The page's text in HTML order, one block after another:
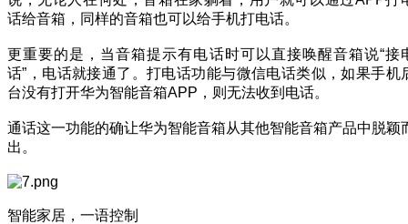
话给音箱，同样的音箱也可以给手机打电话。
更重要的是，当音箱提示有电话时可以直接唤醒音箱说“接
话”，电话就接通了。打电话功能与微信电话类似，如果手机
台没有打开华为智能音箱APP，则无法收到电话。
通话这一功能的确让华为智能音箱从其他智能音箱产品中脱颖
出。
智能家居，一语控制